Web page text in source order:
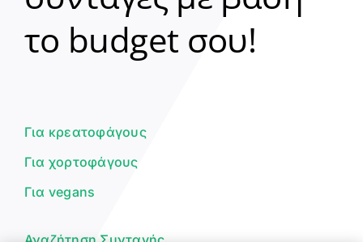
το budget σου!
Για κρεατοφάγους
Για χορτοφάγους
Για vegans